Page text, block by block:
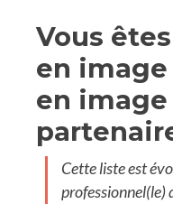
Vous
en image
en image
Cette liste est
professionnel(le)